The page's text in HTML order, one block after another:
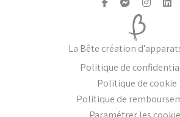
La Bête création
Politique de
Politique de cookie
Politique de